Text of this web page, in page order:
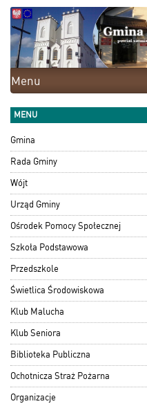
Menu
MENU
Gmina
Rada Gminy
Wójt
Urząd Gminy
Ośrodek Pomocy Społecznej
Szkoła Podstawowa
Przedszkole
Świetlica Środowiskowa
Klub Malucha
Klub Seniora
Biblioteka Publiczna
Ochotnicza Straż Pożarna
Organizacje